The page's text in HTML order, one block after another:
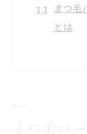
まつ毛
とは
まつ